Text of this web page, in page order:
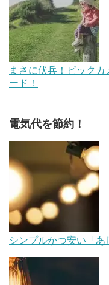
まさに伏兵！ビック
ード！
電気代を節約！
シンプルかつ安い「あ